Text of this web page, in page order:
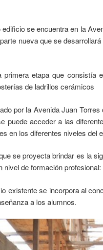
se encuentra en la
nueva que se
etapa que consistía
de ladrillos cerámicos
por la Avenida Juan
puede acceder a las
en los diferentes niveles del
se proyecta brindar es la
de formación
existente se incorpora al
a los alumnos.